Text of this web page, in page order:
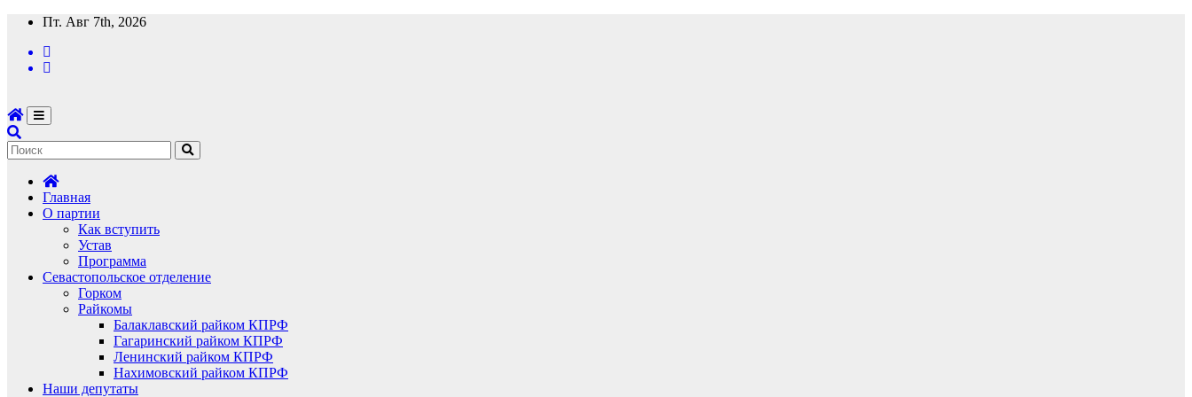
Перейти
содержимому
Пт. Авг 7th, 2026
Главная
О партии
Как вступить
Устав
Программа
Севастопольское отделение
Горком
Райкомы
Балаклавский райком КПРФ
Гагаринский райком КПРФ
Ленинский райком КПРФ
Нахимовский райком КПРФ
Наши депутаты